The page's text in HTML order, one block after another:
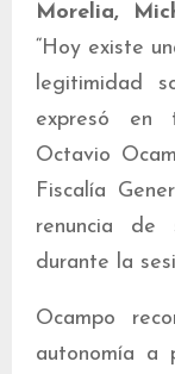
Morelia,
“Hoy existe
legitimidad
expresó en
Octavio
Fiscalía
renuncia de
durante la
Ocampo
autonomía a